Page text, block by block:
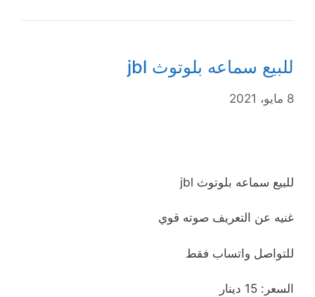
للبيع سماعه بلوتوث jbl
8 مايو، 2021
للبيع سماعه بلوتوث jbl
غنيه عن التعريف صوته قوي
للتواصل واتساب فقط
السعر: 15 دينار